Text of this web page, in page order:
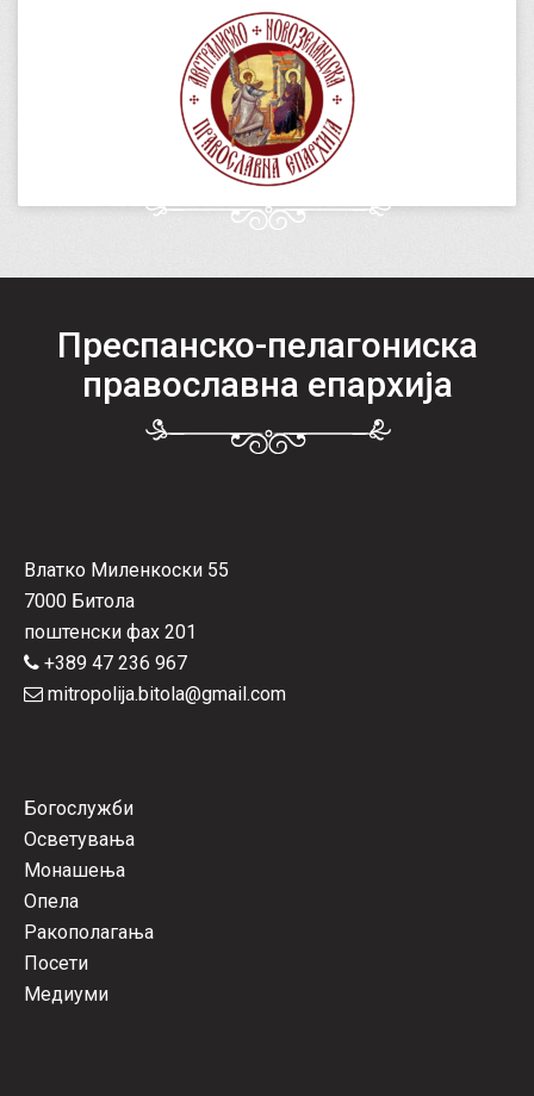
Преспанско-пелагониска
православна епархија
Влатко Миленкоски 55
7000 Битола
поштенски фах 201
+389 47 236 967
mitropolija.bitola@gmail.com
Богослужби
Осветувања
Монашења
Опела
Ракополагања
Посети
Медиуми